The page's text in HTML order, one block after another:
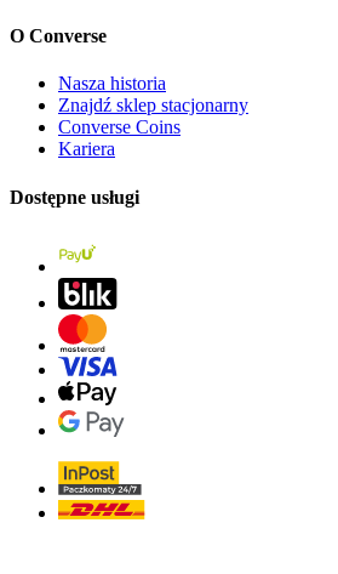
O Converse
Nasza historia
Znajdź sklep stacjonarny
Converse Coins
Kariera
Dostępne usługi